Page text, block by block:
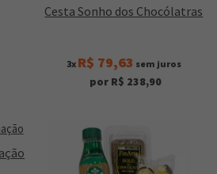
Cesta Sonho dos Chocólatras
3x R$ 79,63 sem juros
por R$ 238,90